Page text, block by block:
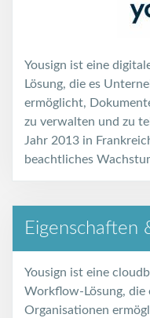
Yousign ist eine
Lösung, die es
ermöglicht,
zu verwalten und zu
Jahr 2013 in
beachtliches
Eigenschaften
Yousign ist eine
Workflow-Lösung, die
Organisationen